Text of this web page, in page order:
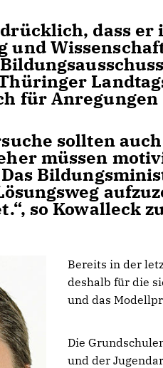
dass
und
für Anregungen
sollten
müssen
so Kowalleck
Bereits in der
deshalb für die
und das
Die
und der